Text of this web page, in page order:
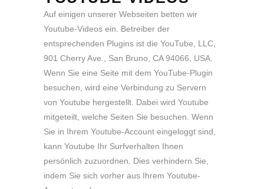
Auf einigen unserer Webseiten betten wir
Youtube-Videos ein. Betreiber der
entsprechenden Plugins ist die YouTube, LLC,
901 Cherry Ave., San Bruno, CA 94066, USA.
Wenn Sie eine Seite mit dem YouTube-Plugin
besuchen, wird eine Verbindung zu Servern
von Youtube hergestellt. Dabei wird Youtube
mitgeteilt, welche Seiten Sie besuchen. Wenn
Sie in Ihrem Youtube-Account eingeloggt sind,
kann Youtube Ihr Surfverhalten Ihnen
persönlich zuzuordnen. Dies verhindern Sie,
indem Sie sich vorher aus Ihrem Youtube-